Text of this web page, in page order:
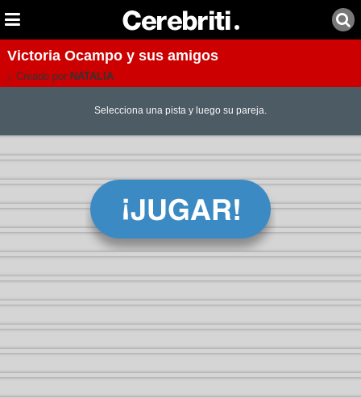
Victoria Ocampo y sus amigos
Creado por: NATALIA
Selecciona una pista y luego su pareja.